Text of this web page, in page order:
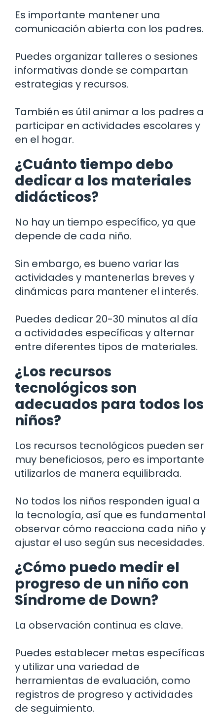
Es importante mantener una
comunicación abierta con los padres.
Puedes organizar talleres o sesiones
informativas donde se compartan
estrategias y recursos.
También es útil animar a los padres a
participar en actividades escolares y
en el hogar.
¿Cuánto tiempo debo
dedicar a los materiales
didácticos?
No hay un tiempo específico, ya que
depende de cada niño.
Sin embargo, es bueno variar las
actividades y mantenerlas breves y
dinámicas para mantener el interés.
Puedes dedicar 20-30 minutos al día
a actividades específicas y alternar
entre diferentes tipos de materiales.
¿Los recursos
tecnológicos son
adecuados para todos los
niños?
Los recursos tecnológicos pueden ser
muy beneficiosos, pero es importante
utilizarlos de manera equilibrada.
No todos los niños responden igual a
la tecnología, así que es fundamental
observar cómo reacciona cada niño y
ajustar el uso según sus necesidades.
¿Cómo puedo medir el
progreso de un niño con
Síndrome de Down?
La observación continua es clave.
Puedes establecer metas específicas
y utilizar una variedad de
herramientas de evaluación, como
registros de progreso y actividades
de seguimiento.